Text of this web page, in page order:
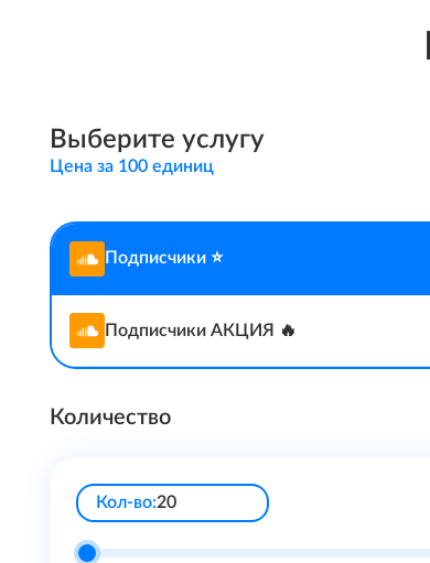
Выберите услугу
Цена за 100 единиц
Подписчики ⭐️
Подписчики АКЦИЯ 🔥
Количество
Кол-во: